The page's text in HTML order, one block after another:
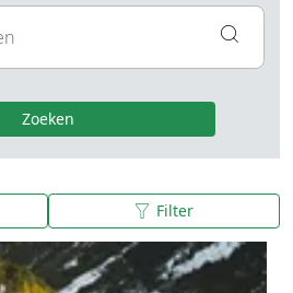
Zoeken
Filter